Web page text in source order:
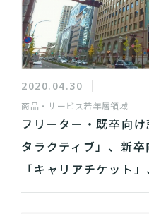
2020.04.30
商品・サービス若年層領域
フリーター・既卒向
タラクティブ」、新
「キャリアチケット
開設